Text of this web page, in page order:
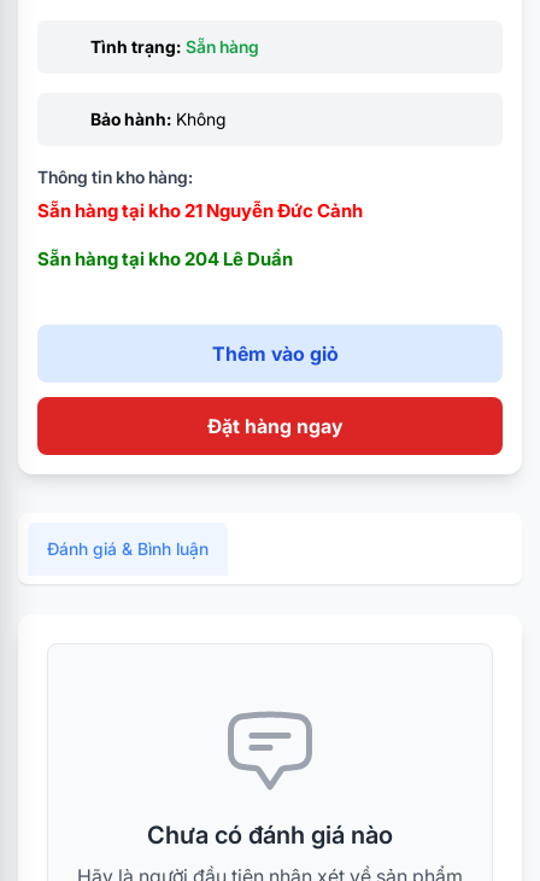
Tình trạng: Sẵn hàng
Bảo hành: Không
Thông tin kho hàng:
Sẵn hàng tại kho 21 Nguyễn Đức Cảnh
Sẵn hàng tại kho 204 Lê Duẩn
Thêm vào giỏ
Đặt hàng ngay
Đánh giá & Bình luận
Chưa có đánh giá nào
Hãy là người đầu tiên nhận xét về sản phẩm